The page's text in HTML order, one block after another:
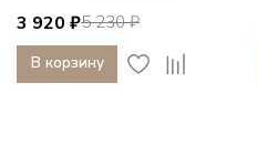
5 230 ₽
3 920 ₽
В корзину